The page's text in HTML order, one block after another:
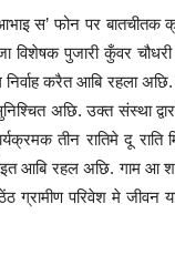
स’ फोन पर
पुजारी कुँवर
करैत आबि रहला
अछि. उक्त संस्था
तीन रातिमे दू राति
आबि रहल अछि. गाम
ग्रामीण परिवेश मे